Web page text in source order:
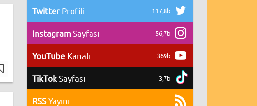
Twitter Profili 117,8b
Instagram Sayfası 56,7b
YouTube Kanalı 369b
TikTokSayfası 3,7b
RSSYayını